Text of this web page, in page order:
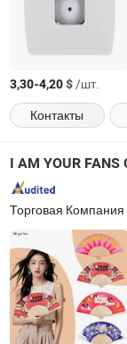
3,30-4,20$/шт.
Контакты
I AM YOUR FANS
Торговая Компания